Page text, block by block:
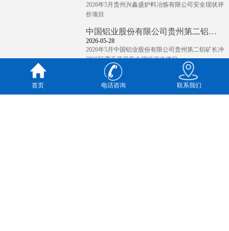
2026年5月贵州兴鑫盛炉料冶炼有限公司安全现状评
价项目
中国铝业股份有限公司贵州第二铝矿长冲河矿区露天开采安全现状评价项目
2026-05-28
2026年5月中国铝业股份有限公司贵州第二铝矿长冲
河矿区露天开采安全现状评价项目
2026-06-05
2026年6月贵州高投能源开发有限公司公司旧州服务
首页 电话咨询 联系我们